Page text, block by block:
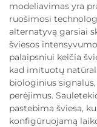
modeliavimas yra
ruošimosi
alternatyvą garsiai
šviesos
palaipsniui keičia
kad imituotų
biologinius
perėjimus.
pastebima šviesa,
konfigūruojamą